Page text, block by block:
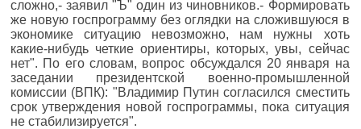
сложно,- заявил "Ъ" один из чиновников.- Формировать
же новую госпрограмму без оглядки на сложившуюся в
экономике ситуацию невозможно, нам нужны хоть
какие-нибудь четкие ориентиры, которых, увы, сейчас
нет". По его словам, вопрос обсуждался 20 января на
заседании президентской военно-промышленной
комиссии (ВПК): "Владимир Путин согласился сместить
срок утверждения новой госпрограммы, пока ситуация
не стабилизируется".